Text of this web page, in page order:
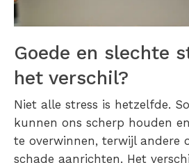
Goede en slechte
het verschil?
Niet alle stress is hetzelfde.
kunnen ons scherp houden
te overwinnen, terwijl andere
schade aanrichten. Het